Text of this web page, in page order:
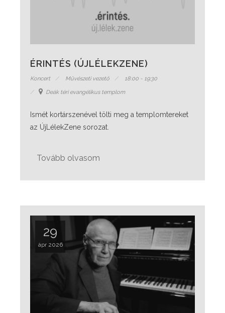
ÉRINTÉS (ÚJLÉLEKZENE)
Koncert Művészeti vezető 18:00 - 19:30
Deák téri evangélikus templom
Ismét kortárszenével tölti meg a templomtereket
az ÚjLélekZene sorozat.
Tovább olvasom
29
ápr 2026